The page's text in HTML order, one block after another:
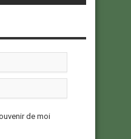
de moi